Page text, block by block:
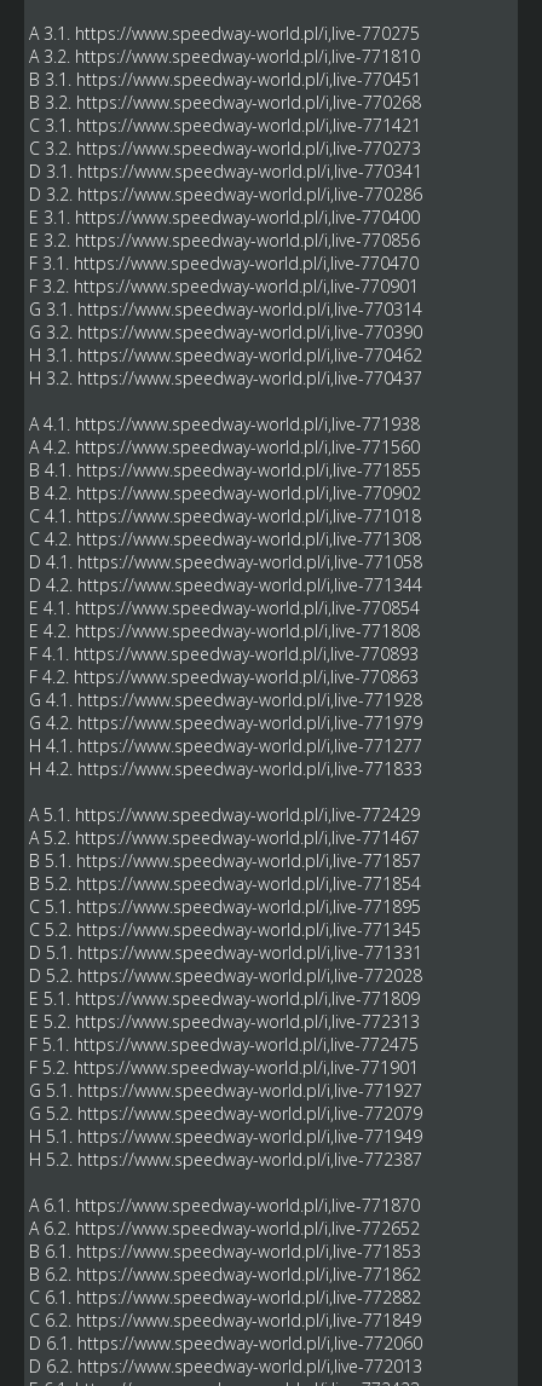
A 3.1. https://www.speedway-world.pl/i,live-770275
A 3.2. https://www.speedway-world.pl/i,live-771810
B 3.1. https://www.speedway-world.pl/i,live-770451
B 3.2. https://www.speedway-world.pl/i,live-770268
C 3.1. https://www.speedway-world.pl/i,live-771421
C 3.2. https://www.speedway-world.pl/i,live-770273
D 3.1. https://www.speedway-world.pl/i,live-770341
D 3.2. https://www.speedway-world.pl/i,live-770286
E 3.1. https://www.speedway-world.pl/i,live-770400
E 3.2. https://www.speedway-world.pl/i,live-770856
F 3.1. https://www.speedway-world.pl/i,live-770470
F 3.2. https://www.speedway-world.pl/i,live-770901
G 3.1. https://www.speedway-world.pl/i,live-770314
G 3.2. https://www.speedway-world.pl/i,live-770390
H 3.1. https://www.speedway-world.pl/i,live-770462
H 3.2. https://www.speedway-world.pl/i,live-770437
A 4.1. https://www.speedway-world.pl/i,live-771938
A 4.2. https://www.speedway-world.pl/i,live-771560
B 4.1. https://www.speedway-world.pl/i,live-771855
B 4.2. https://www.speedway-world.pl/i,live-770902
C 4.1. https://www.speedway-world.pl/i,live-771018
C 4.2. https://www.speedway-world.pl/i,live-771308
D 4.1. https://www.speedway-world.pl/i,live-771058
D 4.2. https://www.speedway-world.pl/i,live-771344
E 4.1. https://www.speedway-world.pl/i,live-770854
E 4.2. https://www.speedway-world.pl/i,live-771808
F 4.1. https://www.speedway-world.pl/i,live-770893
F 4.2. https://www.speedway-world.pl/i,live-770863
G 4.1. https://www.speedway-world.pl/i,live-771928
G 4.2. https://www.speedway-world.pl/i,live-771979
H 4.1. https://www.speedway-world.pl/i,live-771277
H 4.2. https://www.speedway-world.pl/i,live-771833
A 5.1. https://www.speedway-world.pl/i,live-772429
A 5.2. https://www.speedway-world.pl/i,live-771467
B 5.1. https://www.speedway-world.pl/i,live-771857
B 5.2. https://www.speedway-world.pl/i,live-771854
C 5.1. https://www.speedway-world.pl/i,live-771895
C 5.2. https://www.speedway-world.pl/i,live-771345
D 5.1. https://www.speedway-world.pl/i,live-771331
D 5.2. https://www.speedway-world.pl/i,live-772028
E 5.1. https://www.speedway-world.pl/i,live-771809
E 5.2. https://www.speedway-world.pl/i,live-772313
F 5.1. https://www.speedway-world.pl/i,live-772475
F 5.2. https://www.speedway-world.pl/i,live-771901
G 5.1. https://www.speedway-world.pl/i,live-771927
G 5.2. https://www.speedway-world.pl/i,live-772079
H 5.1. https://www.speedway-world.pl/i,live-771949
H 5.2. https://www.speedway-world.pl/i,live-772387
A 6.1. https://www.speedway-world.pl/i,live-771870
A 6.2. https://www.speedway-world.pl/i,live-772652
B 6.1. https://www.speedway-world.pl/i,live-771853
B 6.2. https://www.speedway-world.pl/i,live-771862
C 6.1. https://www.speedway-world.pl/i,live-772882
C 6.2. https://www.speedway-world.pl/i,live-771849
D 6.1. https://www.speedway-world.pl/i,live-772060
D 6.2. https://www.speedway-world.pl/i,live-772013